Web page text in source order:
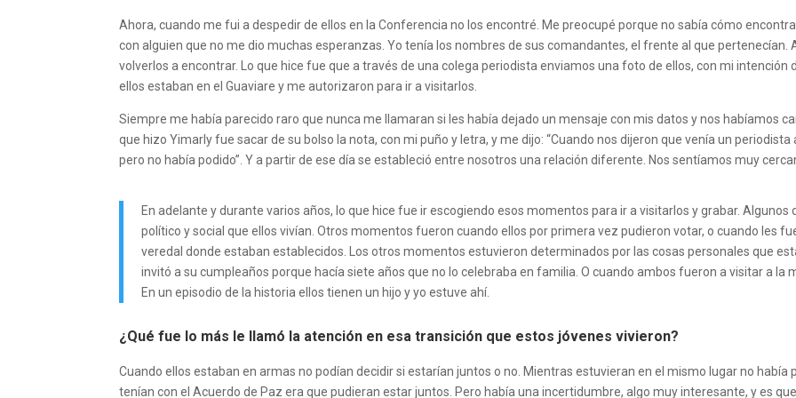
Ahora, cuando me fui a despedir de ellos en la Conferencia no los encontré. Me preocupé porque no sabía cómo
con alguien que no me dio muchas esperanzas. Yo tenía los nombres de sus comandantes, el frente al que pertenecían.
volverlos a encontrar. Lo que hice fue que a través de una colega periodista enviamos una foto de ellos, con mi
ellos estaban en el Guaviare y me autorizaron para ir a visitarlos.
Siempre me había parecido raro que nunca me llamaran si les había dejado un mensaje con mis datos y nos habíamos
que hizo Yimarly fue sacar de su bolso la nota, con mi puño y letra, y me dijo: “Cuando nos dijeron que venía un
pero no había podido”. Y a partir de ese día se estableció entre nosotros una relación diferente. Nos sentíamos muy
En adelante y durante varios años, lo que hice fue ir escogiendo esos momentos para ir a visitarlos y grabar.
político y social que ellos vivían. Otros momentos fueron cuando ellos por primera vez pudieron votar, o cuando les
veredal donde estaban establecidos. Los otros momentos estuvieron determinados por las cosas personales que
invitó a su cumpleaños porque hacía siete años que no lo celebraba en familia. O cuando ambos fueron a visitar a la
En un episodio de la historia ellos tienen un hijo y yo estuve ahí.
¿Qué fue lo más le llamó la atención en esa transición que estos jóvenes vivieron?
Cuando ellos estaban en armas no podían decidir si estarían juntos o no. Mientras estuvieran en el mismo lugar no
tenían con el Acuerdo de Paz era que pudieran estar juntos. Pero había una incertidumbre, algo muy interesante, y es